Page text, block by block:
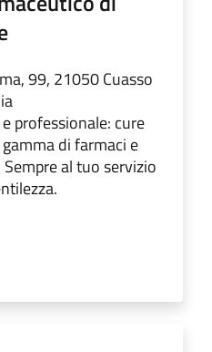
99, 21050 Cuasso
professionale: cure
di farmaci e
al tuo servizio